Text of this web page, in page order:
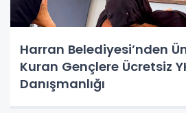
Harran Belediyesi’nden
Kuran Gençlere Ücretsiz
Danışmanlığı